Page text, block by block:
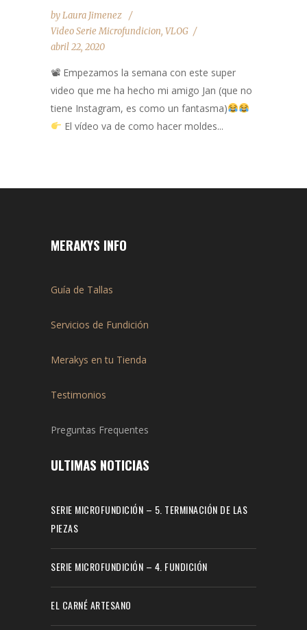
byLaura Jimenez
Video Serie Microfundicion, VLOG
abril 22, 2020
📽 Empezamos la semana con este super
video que me ha hecho mi amigo Jan (que no
tiene Instagram, es como un fantasma)
El vídeo va de como hacer moldes...
MERAKYS INFO
Guía de Tallas
Servicios de Fundición
Merakys en tu Tienda
Testimonios
Preguntas Frequentes
ULTIMAS NOTICIAS
SERIE MICROFUNDICIÓN – 5. TERMINACIÓN DE LAS
PIEZAS
SERIE MICROFUNDICIÓN – 4. FUNDICIÓN
EL CARNÉ ARTESANO